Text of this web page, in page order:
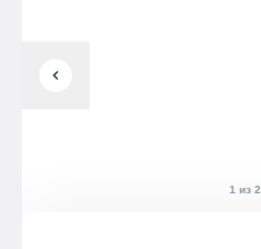
chevron_left
1 из 2